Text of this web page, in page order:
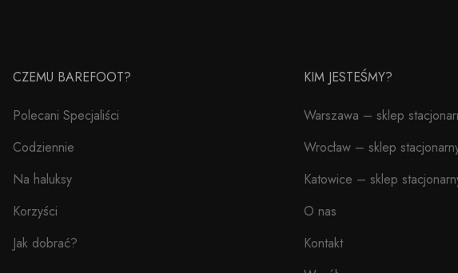
CZEMU BAREFOOT?
Polecani Specjaliści
Codziennie
Na haluksy
Korzyści
Jak dobrać?
KIM JESTEŚMY?
Warszawa – sklep
Wrocław – sklep
Katowice – sklep
O nas
Kontakt